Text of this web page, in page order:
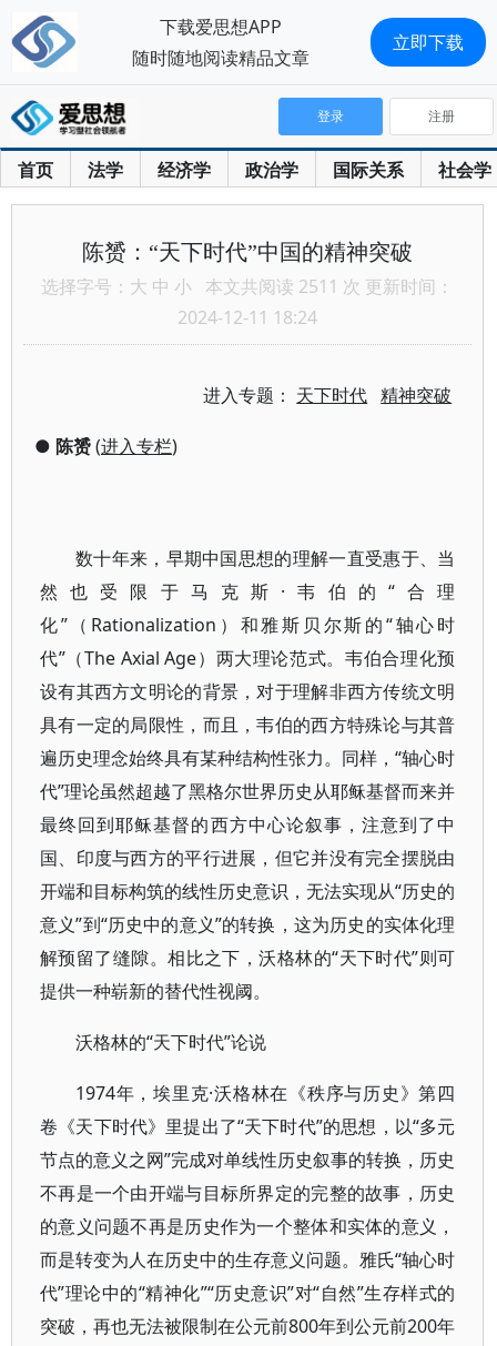
首页 法学 经济学 政治学 国际关系 社会学
登录 注册
陈赟：“天下时代”中国的精神突破
选择字号： 大 中 小 本文共阅读 2511 次 更新时间：
2024-12-11 18:24
进入专题： 天下时代 精神突破
● 陈赟(进入专栏)
数十年来，早期中国思想的理解一直受惠于、当
然也受限于马克斯·韦伯的“合理
化”（Rationalization）和雅斯贝尔斯的“轴心时
代”（The Axial Age）两大理论范式。韦伯合理化预
设有其西方文明论的背景，对于理解非西方传统文明
具有一定的局限性，而且，韦伯的西方特殊论与其普
遍历史理念始终具有某种结构性张力。同样，“轴心时
代”理论虽然超越了黑格尔世界历史从耶稣基督而来并
最终回到耶稣基督的西方中心论叙事，注意到了中
国、印度与西方的平行进展，但它并没有完全摆脱由
开端和目标构筑的线性历史意识，无法实现从“历史的
意义”到“历史中的意义”的转换，这为历史的实体化理
解预留了缝隙。相比之下，沃格林的“天下时代”则可
提供一种崭新的替代性视阈。
沃格林的“天下时代”论说
1974年，埃里克·沃格林在《秩序与历史》第四
卷《天下时代》里提出了“天下时代”的思想，以“多元
节点的意义之网”完成对单线性历史叙事的转换，历史
不再是一个由开端与目标所界定的完整的故事，历史
的意义问题不再是历史作为一个整体和实体的意义，
而是转变为人在历史中的生存意义问题。雅氏“轴心时
代”理论中的“精神化”“历史意识”对“自然”生存样式的
突破，再也无法被限制在公元前800年到公元前200年
下载爱思想APP
随时随地阅读精品文章
立即下载